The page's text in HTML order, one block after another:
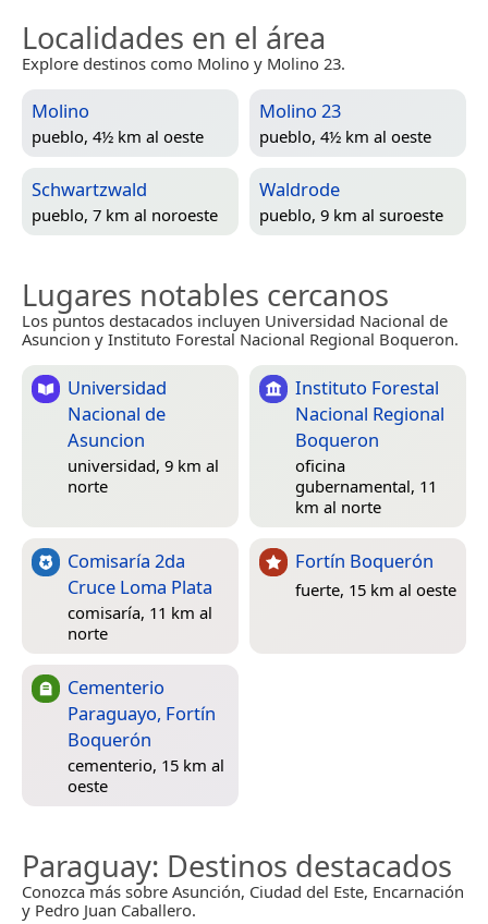
Localidades en el área
Explore destinos como Molino y Molino 23.
Molino
pueblo, 4½ km al oeste
Molino 23
pueblo, 4½ km al oeste
Schwartzwald
pueblo, 7 km al noroeste
Waldrode
pueblo, 9 km al suroeste
Lugares notables cercanos
Los puntos destacados incluyen Universidad Nacional de
Asuncion y Instituto Forestal Nacional Regional Boqueron.
Universidad
Nacional de
Asuncion
universidad, 9 km al
norte
Instituto Forestal
Nacional Regional
Boqueron
oficina
gubernamental, 11
km al norte
Comisaría 2da
Cruce Loma Plata
comisaría, 11 km al
norte
Fortín Boquerón
fuerte, 15 km al oeste
Cementerio
Paraguayo, Fortín
Boquerón
cementerio, 15 km al
oeste
Paraguay: Destinos destacados
Conozca más sobre Asunción, Ciudad del Este, Encarnación
y Pedro Juan Caballero.